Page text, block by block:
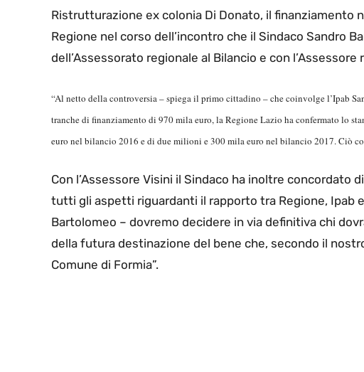
Ristrutturazione ex colonia Di Donato, il finanziamento
Regione nel corso dell’incontro che il Sindaco Sandro
dell’Assessorato regionale al Bilancio e con
“Al netto della controversia – spiega il primo cittadino – che coinvolge l’Ipab
tranche di finanziamento di 970 mila euro, la Regione Lazio ha confermato lo
euro nel bilancio 2016 e di due milioni e 300 mila euro nel bilancio 2017. Ciò
Con l’Assessore Visini il Sindaco ha inoltre concordato
tutti gli aspetti riguardanti il rapporto tra Regione, Ipab
Bartolomeo – dovremo decidere in via definitiva chi
della futura destinazione del bene che, secondo il
Comune di Formia”.